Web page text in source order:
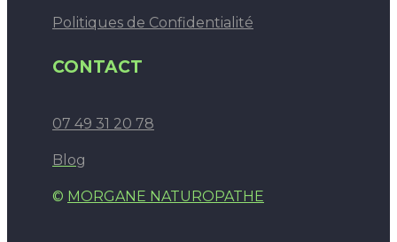
Politiques de Confidentialité
CONTACT
07 49 31 20 78
Blog
© MORGANE NATUROPATHE